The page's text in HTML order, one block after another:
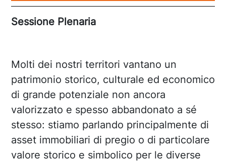
Sessione Plenaria
Molti dei nostri territori vantano un
patrimonio storico, culturale ed economico
di grande potenziale non ancora
valorizzato e spesso abbandonato a sé
stesso: stiamo parlando principalmente di
asset immobiliari di pregio o di particolare
valore storico e simbolico per le diverse